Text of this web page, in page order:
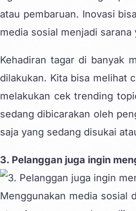
atau pembaruan. Inovasi
media sosial menjadi
Kehadiran tagar di banyak
dilakukan. Kita bisa melihat
melakukan cek trending
sedang dibicarakan oleh
saja yang sedang disukai
3. Pelanggan juga ingin
Menggunakan media sosial